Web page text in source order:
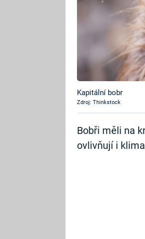
Kapitální bobr
Zdroj: Thinkstock
Bobři měli na
ovlivňují i